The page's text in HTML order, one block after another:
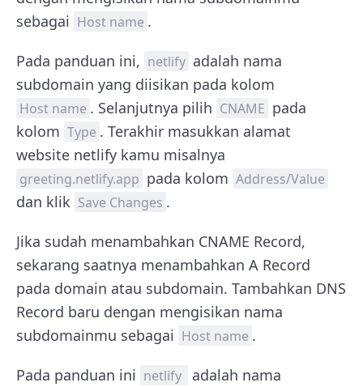
sebagai Host name .
Pada panduan ini, netlify adalah nama
subdomain yang diisikan pada kolom
Host name . Selanjutnya pilih CNAME pada
kolom Type . Terakhir masukkan alamat
website netlify kamu misalnya
greeting.netlify.app pada kolom Address/Value
dan klik Save Changes .
Jika sudah menambahkan CNAME Record,
sekarang saatnya menambahkan A Record
pada domain atau subdomain. Tambahkan DNS
Record baru dengan mengisikan nama
subdomainmu sebagai Host name .
Pada panduan ini netlify
adalah nama